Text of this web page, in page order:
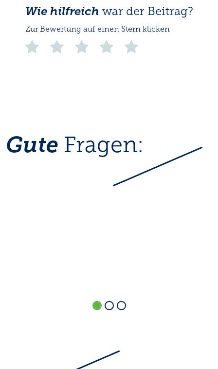
Wie hilfreich war der Beitrag?
Zur Bewertung auf einen Stern klicken
Gute Fragen: